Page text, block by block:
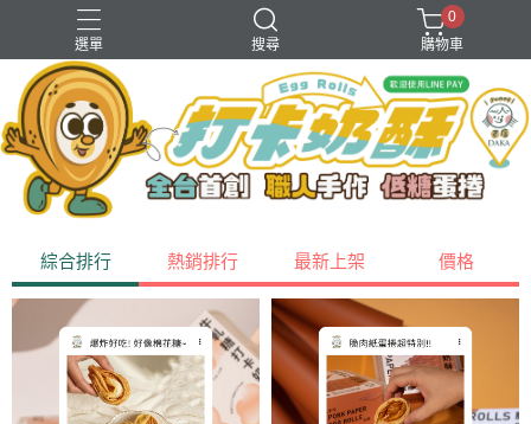
選單 搜尋
2026經典款禮盒 一口烏魚子 小資水果乾
打卡奶酥
牛軋糖
0
購物車
綜合排行 熱銷排行 最新上架 價格